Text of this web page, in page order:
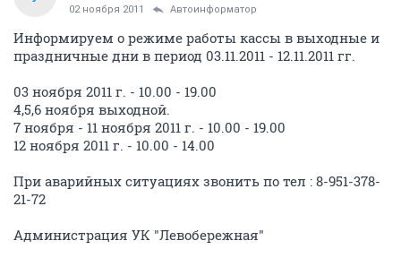
02 ноября 2011 Автоинформатор
Информируем о режиме работы кассы в выходные и
праздничные дни в период 03.11.2011 - 12.11.2011 гг.
03 ноября 2011 г. - 10.00 - 19.00
4,5,6 ноября выходной.
7 ноября - 11 ноября 2011 г. - 10.00 - 19.00
12 ноября 2011 г. - 10.00 - 14.00
При аварийных ситуациях звонить по тел : 8-951-378-
21-72
Администрация УК "Левобережная"